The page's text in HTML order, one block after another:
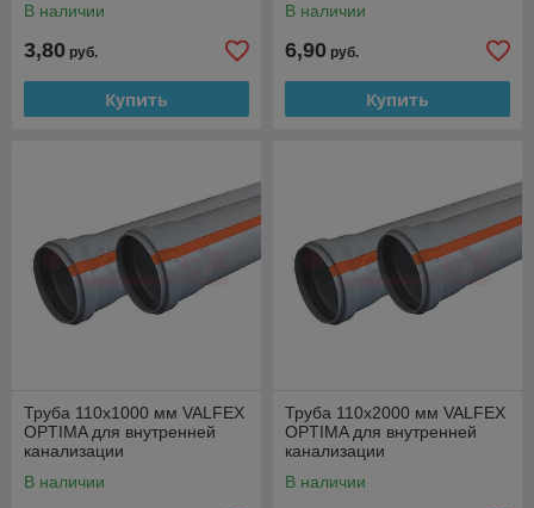
В наличии
3,80 руб.
Купить
В наличии
6,90 руб.
Купить
Труба 110x1000 мм VALFEX
OPTIMA для внутренней
канализации
В наличии
Труба 110x2000 мм VALFEX
OPTIMA для внутренней
канализации
В наличии